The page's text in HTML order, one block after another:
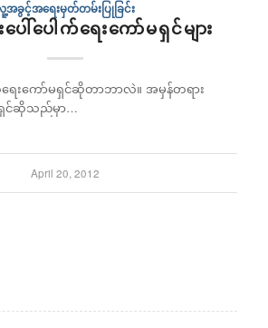
အခွင့်အရေးမှတ်တမ်းပြုခြင်း
ါ်ပေါက်ရေးကော်မရှင်များ
ရေးကော်မရှင်ဆိုတာဘာလဲ။ အမှန်တရား
ရှင်ဆိုသည်မှာ…
April 20, 2012